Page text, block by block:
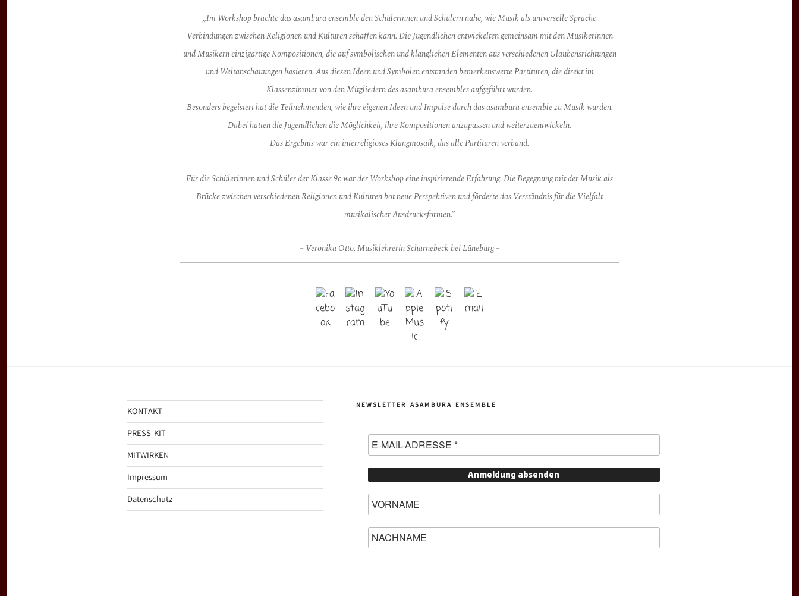
„ImWorkshop brachte das asambura ensemble den Schülerinnen und Schülern nahe, wie Musik alsuniverselle Sprache
Verbindungen zwischen Religionen und Kulturen schaffen kann. DieJugendlichen entwickelten gemeinsam mit den Musikerinnen
und Musikern einzigartigeKompositionen, die auf symbolischen und klanglichen Elementen aus verschiedenenGlaubensrichtungen
und Weltanschauungen basieren. Aus diesen Ideen und Symbolenentstandenbemerkenswerte Partituren, die direkt im
Klassenzimmer von den Mitgliedern des asambura ensembles aufgeführt wurden.
Besonders begeistert hat die Teilnehmenden, wie ihre eigenen Ideen und Impulse durch das asambura ensemble zu Musik wurden.
Dabei hatten die Jugendlichen die Möglichkeit, ihre Kompositionenanzupassen und weiterzuentwickeln.
Das Ergebnis war ein interreligiöses Klangmosaik, das allePartiturenverband.
Für die Schülerinnen und Schüler der Klasse 9c war der Workshop eine inspirierende Erfahrung.Die Begegnung mit der Musik als
Brücke zwischen verschiedenen Religionen und Kulturen botneue Perspektiven und förderte das Verständnis für die Vielfalt
musikalischer Ausdrucksformen.“
– Veronika Otto. Musiklehrerin Scharnebeck bei Lüneburg –
KONTAKT
PRESS KIT
MITWIRKEN
Impressum
Datenschutz
NEWSLETTER ASAMBURA ENSEMBLE